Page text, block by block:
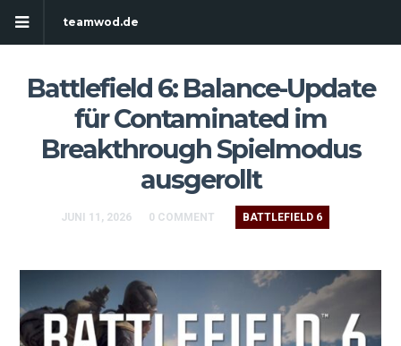
teamwod.de
Battlefield 6: Balance-Update
für Contaminated im
Breakthrough Spielmodus
ausgerollt
JUNI 11, 2026 0 COMMENT BATTLEFIELD 6